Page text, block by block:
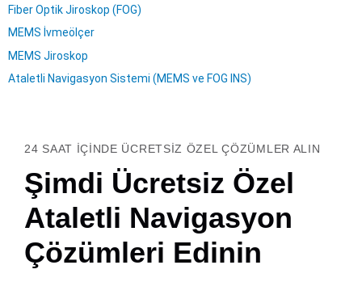
Fiber Optik Jiroskop (FOG)
MEMS İvmeölçer
MEMS Jiroskop
Ataletli Navigasyon Sistemi (MEMS ve FOG INS)
24 SAAT IÇINDE ÜCRETSIZ ÖZEL ÇÖZÜMLER ALIN
Şimdi Ücretsiz Özel
Ataletli Navigasyon
Çözümleri Edinin